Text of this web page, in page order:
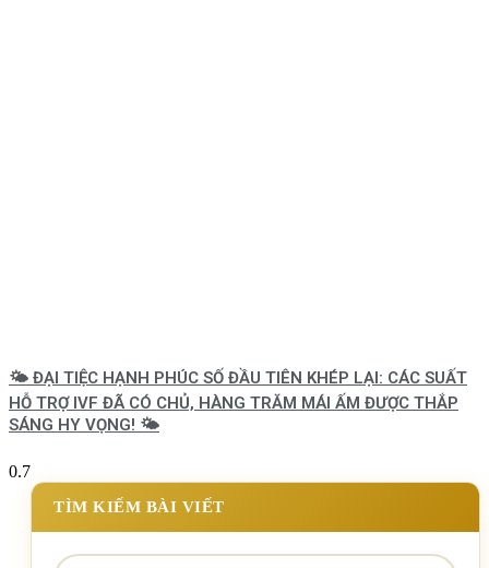
🌤️ ĐẠI TIỆC HẠNH PHÚC SỐ ĐẦU TIÊN KHÉP LẠI: CÁC SUẤT
HỖ TRỢ IVF ĐÃ CÓ CHỦ, HÀNG TRĂM MÁI ẤM ĐƯỢC THẮP
SÁNG HY VỌNG! 🌤️
TÌM KIẾM BÀI VIẾT